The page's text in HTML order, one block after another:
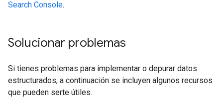
Search Console.
Solucionar problemas
Si tienes problemas para implementar o depurar datos
estructurados, a continuación se incluyen algunos recursos
que pueden serte útiles.